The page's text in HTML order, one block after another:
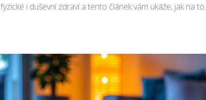
i duševní zdraví a tento článek vám ukáže, jak na to.